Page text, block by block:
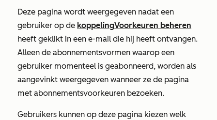
Deze pagina wordt weergegeven nadat een
gebruiker op de koppelingVoorkeuren beheren
heeft geklikt in een e-mail die hij heeft ontvangen.
Alleen de abonnementsvormen waarop een
gebruiker momenteel is geabonneerd, worden als
aangevinkt weergegeven wanneer ze de pagina
met abonnementsvoorkeuren bezoeken.
Gebruikers kunnen op deze pagina kiezen welk